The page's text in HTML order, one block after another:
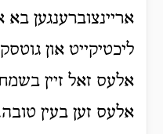
אריינצוברענגען בא
ליכטיקייט און
אלעס זאל זיין
אלעס זען בעין